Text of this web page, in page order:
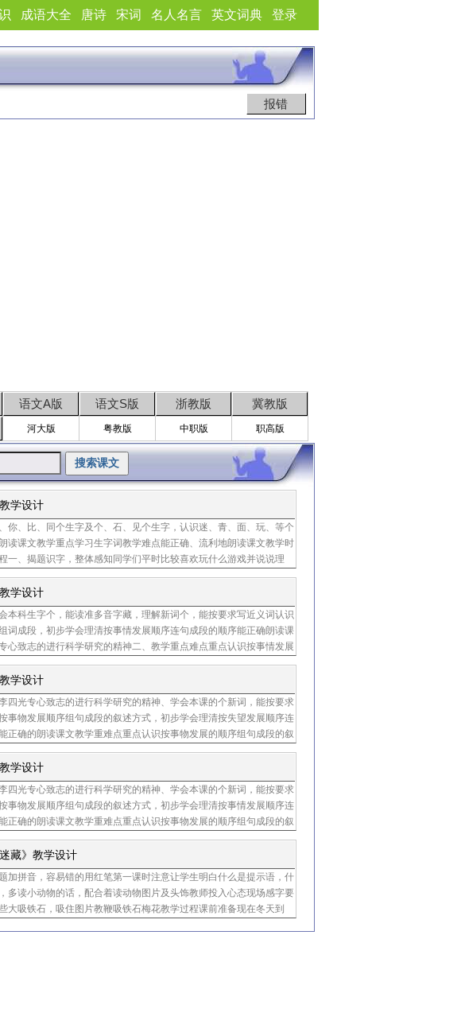
成语大全 唐诗 宋词 名人名言 英文词典 登录
报错
语文A版 语文S版 浙教版
冀教版
河大版 粤教版 中职版 职高版
学设计
你、比、同个生字及个、石、见个生字，认识迷、青、面、玩、等个
读课文教学重点学习生字词教学难点能正确、流利地朗读课文教学时
一、揭题识字，整体感知同学们平时比较喜欢玩什么游戏并说说理
，你想知道什么把生字制作成小鸭、小兔和青蛙的卡片，请同学们摘
学设计
本科生字个，能读准多音字藏，理解新词个，能按要求写近义词认识
词成段，初步学会理清按事情发展顺序连句成段的顺序能正确朗读课
心致志的进行科学研究的精神二、教学重点难点重点认识按事情发展
述方式，能理解它的顺序难点理清事情发展的顺序三、教学准备课文
学设计
四光专心致志的进行科学研究的精神、学会本课的个新词，能按要求
事物发展顺序组句成段的叙述方式，初步学会理清按失望发展顺序连
正确的朗读课文教学重难点重点认识按事物发展的顺序组句成段的叙
的顺序难点理解李四光研究石头的意义教学时间两课时第一课时一、
学设计
四光专心致志的进行科学研究的精神、学会本课的个新词，能按要求
事物发展顺序组句成段的叙述方式，初步学会理清按事情发展顺序连
正确的朗读课文教学重难点重点认识按事物发展的顺序组句成段的叙
的顺序难点理解李四光研究石头的意义一、教学目标、了解课文主要
藏》教学设计
加拼音，容易错的用红笔第一课时注意让学生明白什么是提示语，什
多读小动物的话，配合着读动物图片及头饰教师投入心态现场感字要
大吸铁石，吸住图片教鞭吸铁石梅花教学过程课前准备现在冬天到